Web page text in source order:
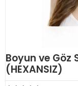
Boyun ve Göz
(HEXANSIZ)